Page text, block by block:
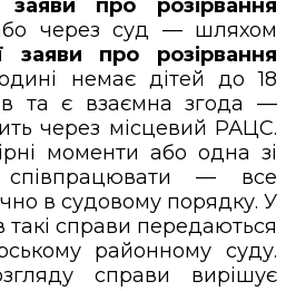
заяви про розірвання
через суд — шляхом
заяви про розірвання
немає дітей до 18
та є взаємна згода —
через місцевий РАЦС.
моменти або одна зі
— все
в судовому порядку. У
такі справи передаються
районному суду.
справи вирішує